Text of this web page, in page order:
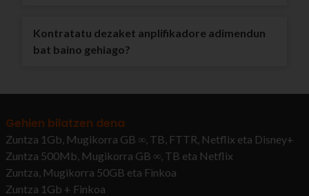
Kontratatu dezaket anplifikadore adimendun
bat baino gehiago?
Gehien bilatzen dena
Zuntza 1Gb, Mugikorra GB ∞, TB, FTTR, Netflix eta Disney+
Zuntza 500Mb, Mugikorra GB ∞, TB eta Netflix
Zuntza, Mugikorra 50GB eta Finkoa
Zuntza 1Gb + Finkoa